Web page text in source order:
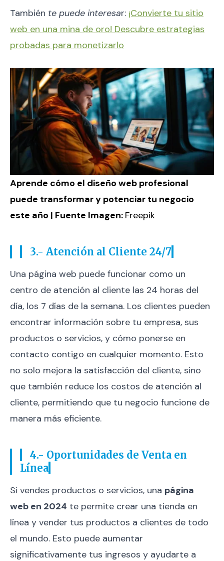
También te puede interesar: ¡Convierte tu sitio
web en una mina de oro! Descubre estrategias
probadas para monetizarlo
Aprende cómo el diseño web profesional
puede transformar y potenciar tu negocio
este año | Fuente Imagen: Freepik
3.- Atención al Cliente 24/7
Una página web puede funcionar como un
centro de atención al cliente las 24 horas del
día, los 7 días de la semana. Los clientes pueden
encontrar información sobre tu empresa, sus
productos o servicios, y cómo ponerse en
contacto contigo en cualquier momento. Esto
no solo mejora la satisfacción del cliente, sino
que también reduce los costos de atención al
cliente, permitiendo que tu negocio funcione de
manera más eficiente.
4.- Oportunidades de Venta en
Línea
Si vendes productos o servicios, una página
web en 2024 te permite crear una tienda en
línea y vender tus productos a clientes de todo
el mundo. Esto puede aumentar
significativamente tus ingresos y ayudarte a